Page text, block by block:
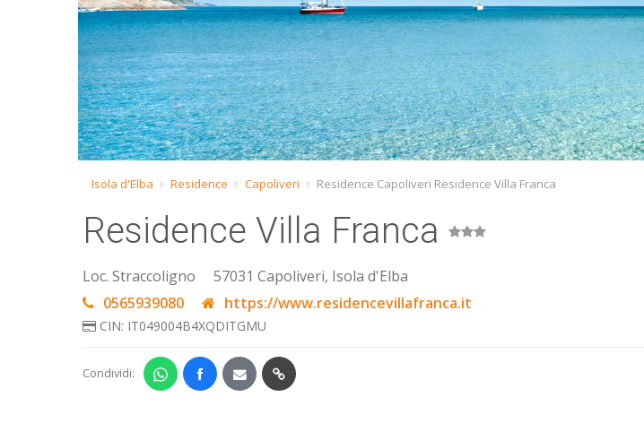
Isola d'Elba Residence Capoliveri Residence Capoliveri Residence Villa Franca
Residence Villa Franca
Loc. Straccoligno
57031 Capoliveri, Isola d'Elba
0565939080
https://www.residencevillafranca.it
CIN: IT049004B4XQDITGMU
Condividi: